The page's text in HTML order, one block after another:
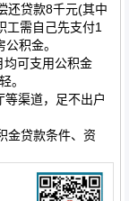
还贷款8千元(其中
工需自己先支付1
积金。
可支用公积金
。
渠道，足不出户
贷款条件、资